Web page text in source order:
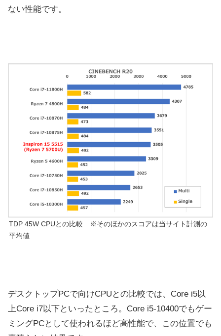
ない性能です。
TDP 45W CPUとの比較 ※そのほかのスコアは当サイト計測の
平均値
デスクトップPCで向けCPUとの比較では、Core i5以
上Core i7以下といったところ。Core i5-10400でもゲー
ミングPCとして使われるほど高性能で、この位置でも